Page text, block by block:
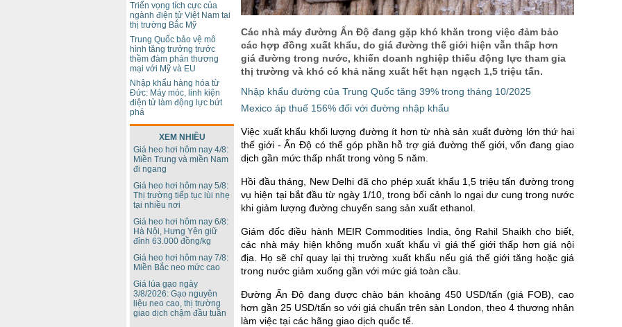
Các nhà máy đường Ấn Độ đang gặp khó khăn trong việc đảm bảo
các hợp đồng xuất khẩu, do giá đường thế giới hiện vẫn thấp hơn
giá đường trong nước, khiến doanh nghiệp thiếu động lực tham gia
thị trường và khó có khả năng xuất hết hạn ngạch 1,5 triệu tấn.
Nhập khẩu đường của Trung Quốc tăng 39% trong tháng 10/2025
Mexico áp thuế 156% đối với đường nhập khẩu
Việc xuất khẩu khối lượng đường ít hơn từ nhà sản xuất đường lớn thứ hai
thế giới - Ấn Độ có thể góp phần hỗ trợ giá đường thế giới, vốn đang giao
dịch gần mức thấp nhất trong vòng 5 năm.
Hồi đầu tháng, New Delhi đã cho phép xuất khẩu 1,5 triệu tấn đường trong
vụ hiện tại bắt đầu từ ngày 1/10, trong bối cảnh lo ngại dư cung trong nước
khi giảm lượng đường chuyển sang sản xuất ethanol.
Giám đốc điều hành MEIR Commodities India, ông Rahil Shaikh cho biết,
các nhà máy hiện không muốn xuất khẩu vì giá thế giới thấp hơn giá nội
địa. Họ sẽ chỉ quay lại thị trường xuất khẩu nếu giá thế giới tăng hoặc giá
trong nước giảm xuống gần với mức giá toàn cầu.
Đường Ấn Độ đang được chào bán khoảng 450 USD/tấn (giá FOB), cao
hơn gần 25 USD/tấn so với giá chuẩn trên sàn London, theo 4 thương nhân
làm việc tại các hãng giao dịch quốc tế.
Triển vọng tích cực của
ngành điện tử Việt Nam tại
thị trường Bắc Mỹ
Trung Quốc bảo vệ mô
hình tăng trưởng trước
thềm đàm phán thương
mại với Mỹ và EU
Nhập khẩu hàng hóa từ
Đức: Máy móc, linh kiện
điện tử làm động lực bứt
phá
XEM NHIỀU
Giá heo hơi hôm nay 4/8:
Miền Trung và miền Nam
đi ngang
Giá heo hơi hôm nay 5/8:
Thị trường tiếp tục lùi nhẹ
tại nhiều nơi
Giá heo hơi hôm nay 6/8:
Hà Nội, Hưng Yên giữ
đỉnh 63.000 đồng/kg
Giá heo hơi hôm nay 7/8:
Miền Bắc neo mức cao
Giá lúa gạo ngày
3/8/2026: Gạo nguyên
liệu neo cao, thị trường
giao dịch chậm đầu tuần